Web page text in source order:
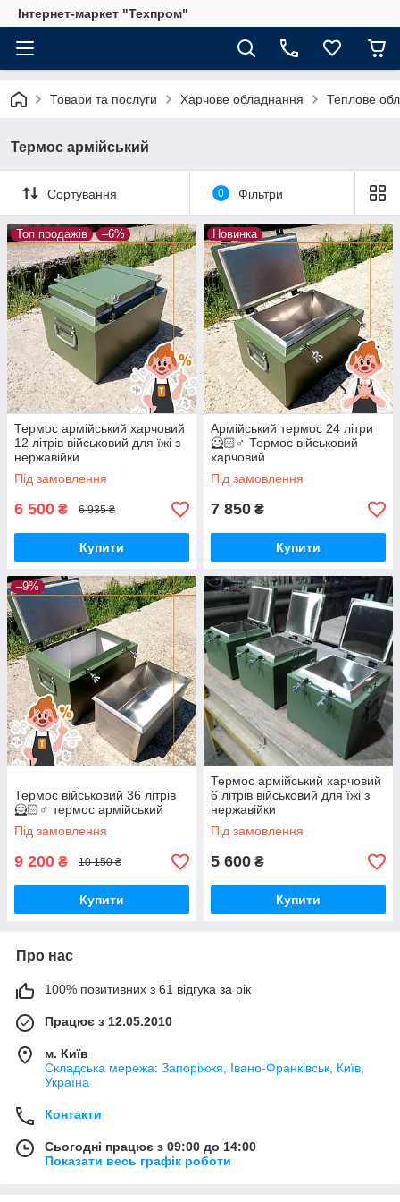
Інтернет-маркет "Техпром"
Товари та послуги Харчове обладнання Теплове
Термос армійський
Сортування 0 Фільтри
Топ продажів –6%
Термос армійський харчовий
12 літрів військовий для їжі з
нержавійки
Під замовлення
6 500 ₴ 6 935 ₴
Купити
Новинка
Армійський термос 24 літри
🦸🏻♂️ Термос військовий
харчовий
Під замовлення
7 850 ₴
Купити
–9%
Термос військовий 36 літрів
🦸🏻♂️ термос армійський
Під замовлення
9 200 ₴ 10 150 ₴
Купити
Термос армійський харчовий
6 літрів військовий для їжі з
нержавійки
Під замовлення
5 600 ₴
Купити
Про нас
100% позитивних з 61 відгука за рік
Працює з 12.05.2010
м. Київ
Складська мережа: Запоріжжя, Івано-Франківськ, Київ,
Україна
Контакти
Сьогодні працює з 09:00 до 14:00
Показати весь графік роботи